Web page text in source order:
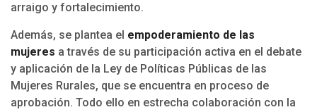
arraigo y fortalecimiento.
Además, se plantea el empoderamiento de las
mujeres a través de su participación activa en el debate
y aplicación de la Ley de Políticas Públicas de las
Mujeres Rurales, que se encuentra en proceso de
aprobación. Todo ello en estrecha colaboración con la